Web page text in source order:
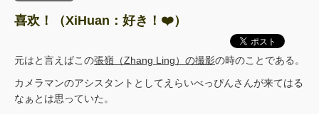
喜欢！（XiHuan：好き！❤️）
元はと言えばこの張嶺（Zhang Ling）の撮影の時のことである。
カメラマンのアシスタントとしてえらいべっぴんさんが来てはる
なぁとは思っていた。